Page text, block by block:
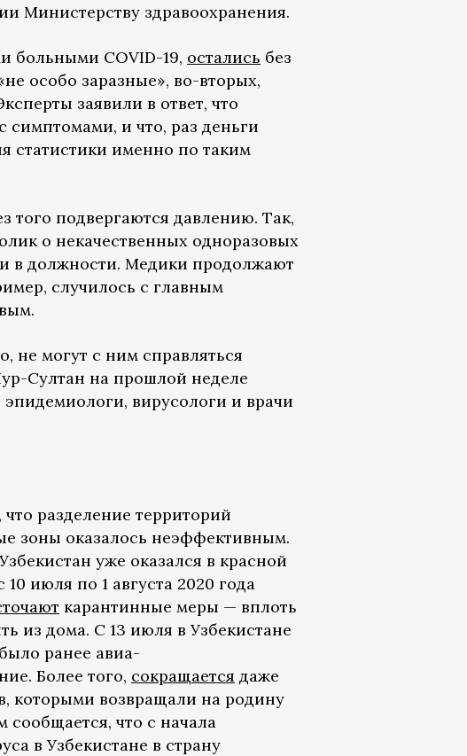
Министерству здравоохранения.
больными COVID-19, остались без
особо заразные», во-вторых,
заявили в ответ, что
и что, раз деньги
статистики именно по таким
того подвергаются давлению. Так,
о некачественных одноразовых
в должности. Медики продолжают
случилось с главным
не могут с ним справляться
Султан на прошлой неделе
вирусологи и врачи
, что разделение территорий
зоны оказалось неэффективным.
уже оказался в красной
10 июля по 1 августа 2020 года
карантинные меры — вплоть
из дома. С 13 июля в Узбекистане
ранее авиа-
Более того, сокращается даже
которыми возвращали на родину
сообщается, что с начала
в Узбекистане в страну